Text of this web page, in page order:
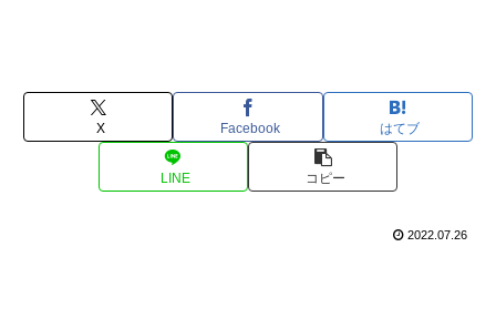
X Facebook はてブ
LINE コピー
2022.07.26